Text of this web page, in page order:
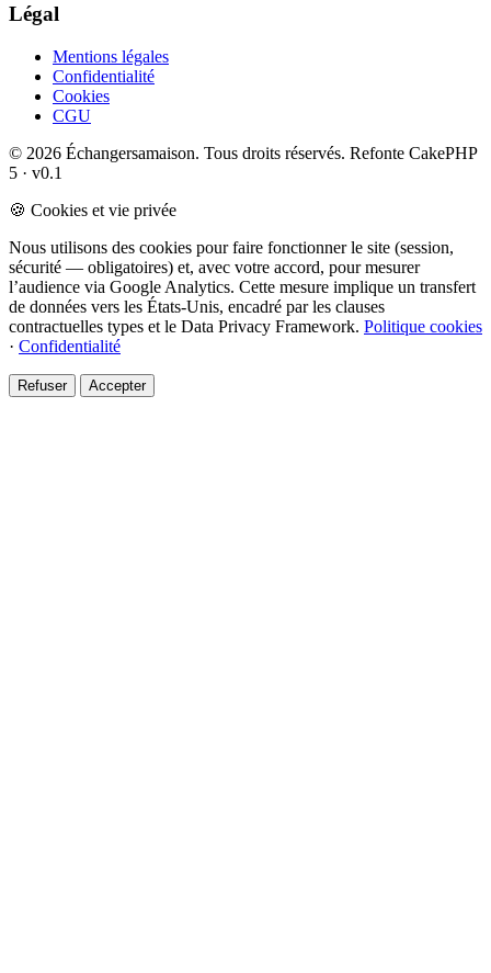
Légal
Mentions légales
Confidentialité
Cookies
CGU
© 2026 Échangersamaison. Tous droits réservés. Refonte CakePHP
5 · v0.1
🍪 Cookies et vie privée
Nous utilisons des cookies pour faire fonctionner le site (session,
sécurité — obligatoires) et, avec votre accord, pour mesurer
l’audience via Google Analytics. Cette mesure implique un transfert
de données vers les États-Unis, encadré par les clauses
contractuelles types et le Data Privacy Framework. Politique cookies
· Confidentialité
Refuser Accepter